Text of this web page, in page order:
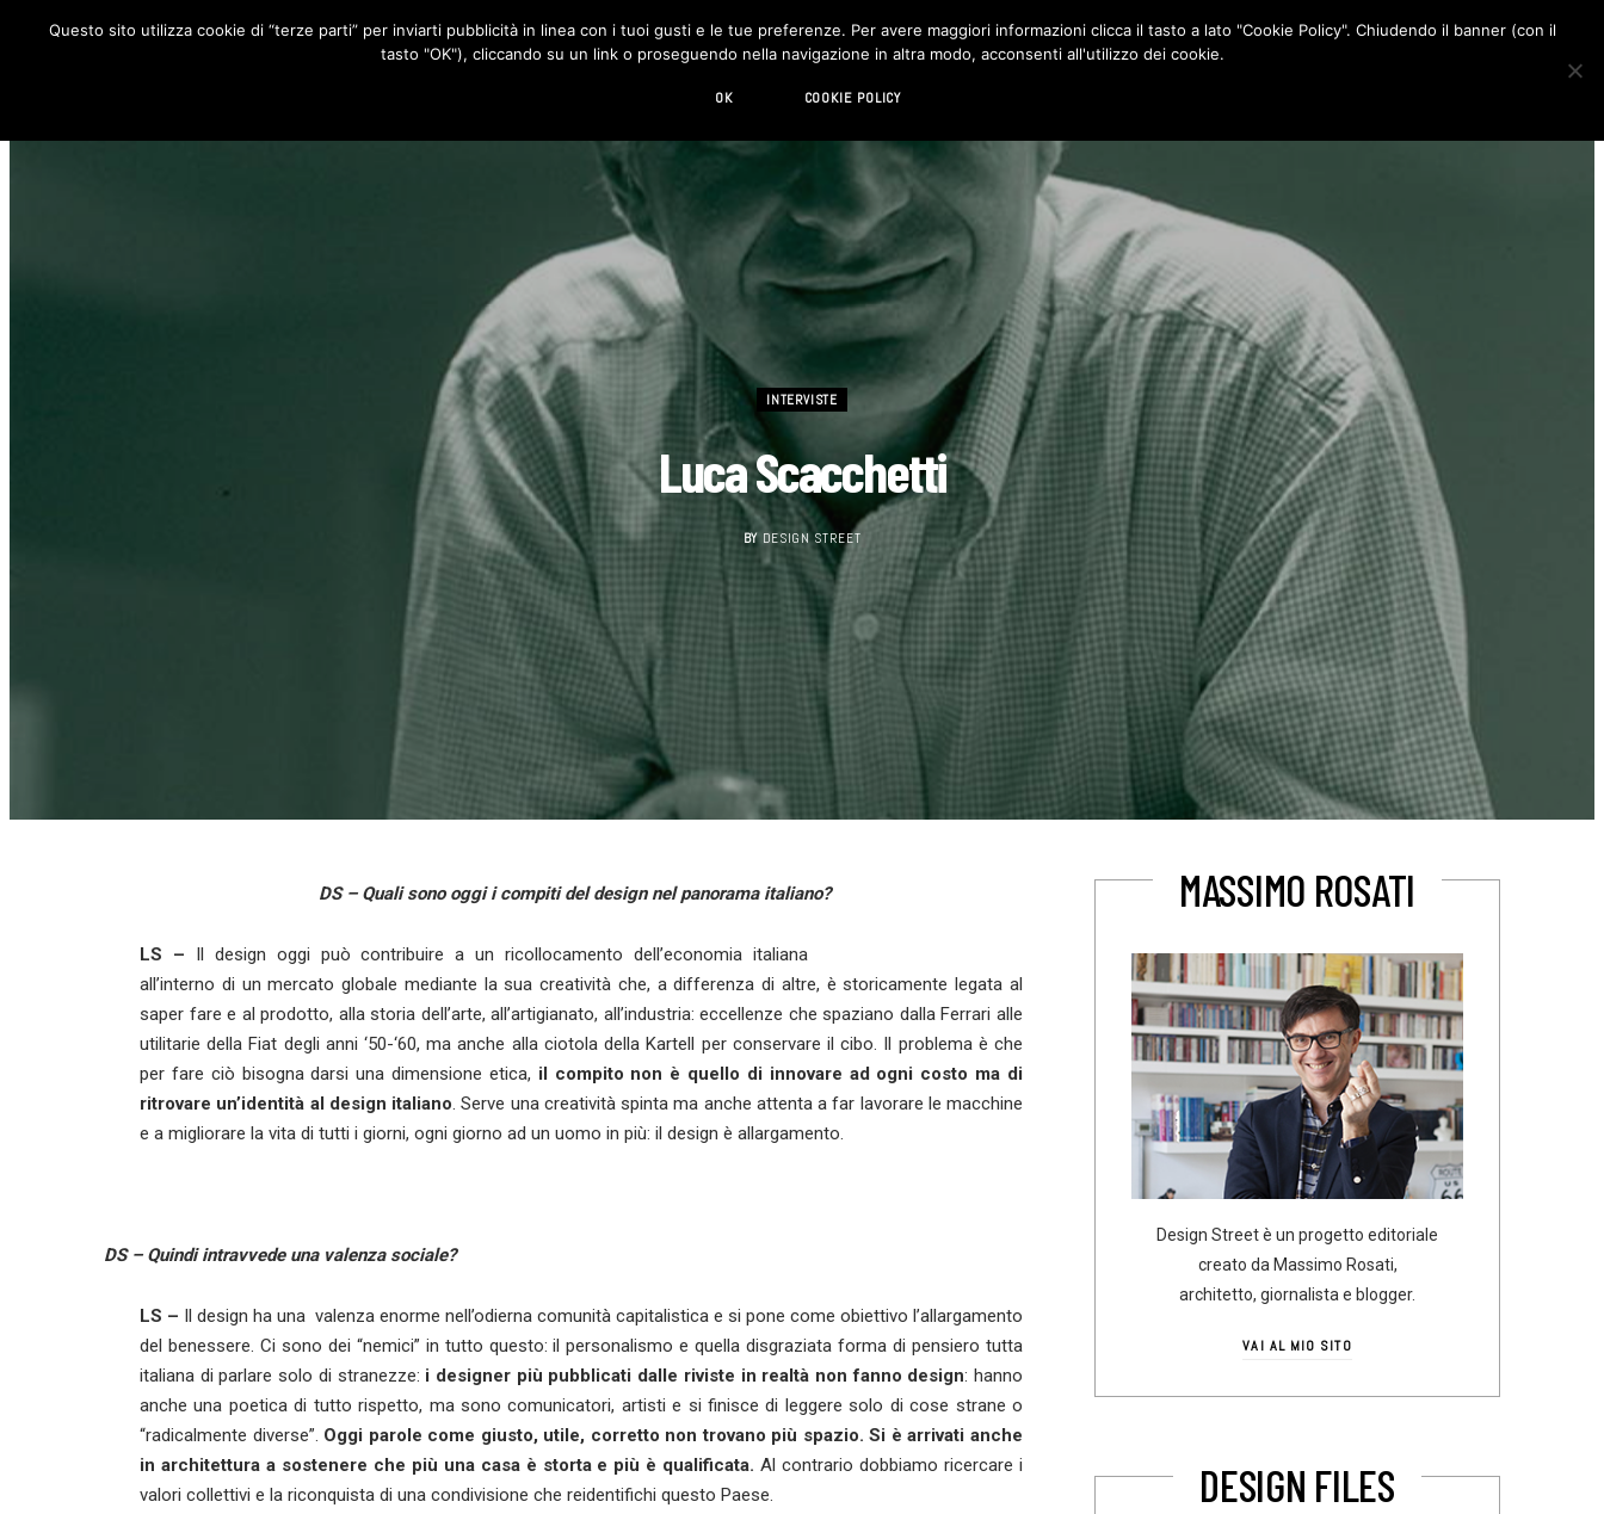
RUBRICHE DESIGN LIVING HI-TECH CHI SIAMO CONTATTI
o
g
r
d
INTERVISTE
Luca Scacchetti
BY DESIGN STREET
DS – Quali sono oggi i compiti del design nel panorama italiano?
LS – Il design oggi può contribuire a un ricollocamento dell’economia italiana
all’interno di un mercato globale mediante la sua creatività che, a differenza di altre, è storicamente legata al
saper fare e al prodotto, alla storia dell’arte, all’artigianato, all’industria: eccellenze che spaziano dalla Ferrari alle
utilitarie della Fiat degli anni ‘50-‘60, ma anche alla ciotola della Kartell per conservare il cibo. Il problema è che
per fare ciò bisogna darsi una dimensione etica, il compito non è quello di innovare ad ogni costo ma di
ritrovare un’identità al design italiano. Serve una creatività spinta ma anche attenta a far lavorare le macchine
e a migliorare la vita di tutti i giorni, ogni giorno ad un uomo in più: il design è allargamento.
DS – Quindi intravvede una valenza sociale?
LS – Il design ha una valenza enorme nell’odierna comunità capitalistica e si pone come obiettivo l’allargamento
del benessere. Ci sono dei “nemici” in tutto questo: il personalismo e quella disgraziata forma di pensiero tutta
italiana di parlare solo di stranezze: i designer più pubblicati dalle riviste in realtà non fanno design: hanno
anche una poetica di tutto rispetto, ma sono comunicatori, artisti e si finisce di leggere solo di cose strane o
“radicalmente diverse”. Oggi parole come giusto, utile, corretto non trovano più spazio. Si è arrivati anche
in architettura a sostenere che più una casa è storta e più è qualificata. Al contrario dobbiamo ricercare i
valori collettivi e la riconquista di una condivisione che reidentifichi questo Paese.
MASSIMO ROSATI
Design Street è un progetto editoriale
creato da Massimo Rosati,
architetto, giornalista e blogger.
VAI AL MIO SITO
DESIGN FILES
Questo sito utilizza cookie di “terze parti” per inviarti pubblicità in linea con i tuoi gusti e le tue preferenze. Per avere maggiori informazioni clicca il tasto a lato "Cookie Policy". Chiudendo il banner (con il
tasto "OK"), cliccando su un link o proseguendo nella navigazione in altra modo, acconsenti all'utilizzo dei cookie.
OK COOKIE POLICY